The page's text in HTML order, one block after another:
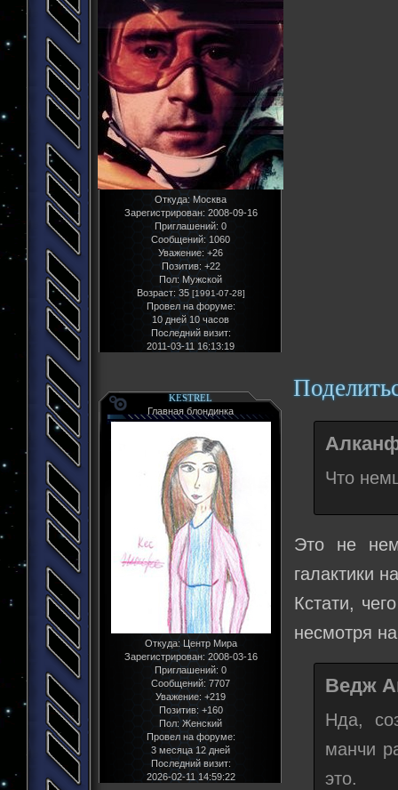
Откуда: Москва
Зарегистрирован: 2008-09-16
Приглашений: 0
Сообщений: 1060
Уважение: +26
Позитив: +22
Пол:Мужской
Возраст: 35 [1991-07-28]
Провел на форуме:
10 дней 10 часов
Последний визит:
2011-03-11 16:13:19
KESTREL
Главная блондинка
Откуда:Центр Мира
Зарегистрирован: 2008-03-16
Приглашений: 0
Сообщений: 7707
Уважение: +219
Позитив: +160
Пол:Женский
Провел на форуме:
3 месяца 12 дней
Последний визит:
2026-02-11 14:59:22
Что
Это не
галактики
Кстати,
несмотря
Ведж
Нда,
манчи
это.